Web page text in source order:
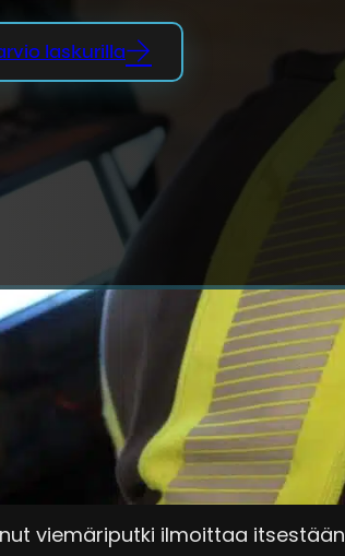
laskurilla
aikapommi?
talonomistajalla joka päivä
viemäri vetää niin kaikki on
kun sitä vähiten odotat.
viemäriputki ilmoittaa itsestään